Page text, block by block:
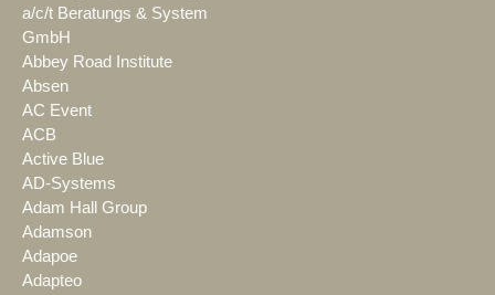
a/c/t Beratungs & System
GmbH
Abbey Road Institute
Absen
AC Event
ACB
Active Blue
AD-Systems
Adam Hall Group
Adamson
Adapoe
Adapteo